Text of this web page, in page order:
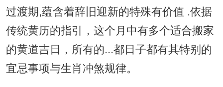
过渡期,蕴含着辞旧迎新的特殊有价值 .依据
传统黄历的指引，这个月中有多个适合搬家
的黄道吉日，所有的...都日子都有其特别的
宜忌事项与生肖冲煞规律。